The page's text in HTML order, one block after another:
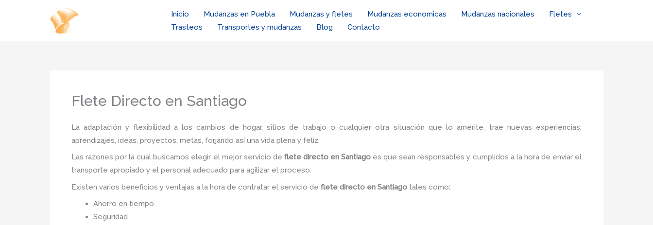
Inicio Mudanzas en Puebla Mudanzas y fletes Mudanzas economicas Mudanzas nacionales
Fletes
Trasteos
Transportes y mudanzas Blog Contacto
Flete Directo en Santiago
La adaptación y flexibilidad a los cambios de hogar, sitios de trabajo o cualquier otra situación que lo amerite, trae nuevas experiencias,
aprendizajes, ideas, proyectos, metas, forjando así una vida plena y feliz.
Las razones por la cual buscamos elegir el mejor servicio de flete directo en Santiago es que sean responsables y cumplidos a la hora de enviar el
transporte apropiado y el personal adecuado para agilizar el proceso.
Existen varios beneficios y ventajas a la hora de contratar el servicio de flete directo en Santiago tales como:
Ahorro en tiempo
Seguridad